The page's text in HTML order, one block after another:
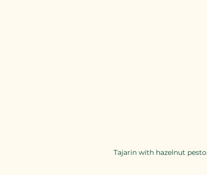
Tajarin with hazelnut pesto